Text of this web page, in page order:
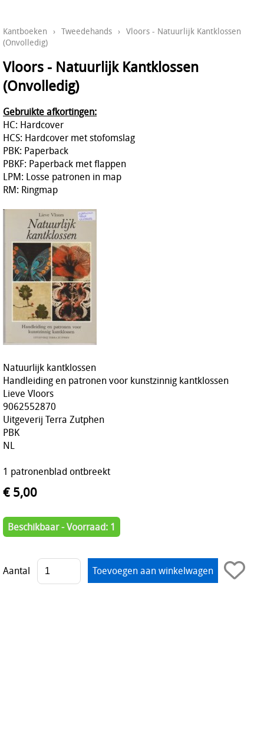
Kantboeken › Tweedehands › Vloors - Natuurlijk Kantklossen
(Onvolledig)
Vloors - Natuurlijk Kantklossen
(Onvolledig)
Gebruikte afkortingen:
HC: Hardcover
HCS: Hardcover met stofomslag
PBK: Paperback
PBKF: Paperback met flappen
LPM: Losse patronen in map
RM: Ringmap
Natuurlijk kantklossen
Handleiding en patronen voor kunstzinnig kantklossen
Lieve Vloors
9062552870
Uitgeverij Terra Zutphen
PBK
NL
1 patronenblad ontbreekt
€ 5,00
Beschikbaar - Voorraad: 1
Aantal